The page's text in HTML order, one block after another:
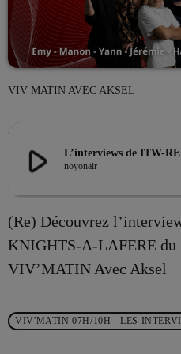
EMISSION EN COURS
L’Aprèm avec Alex
13:00 - 16:00
Les Aprèms en Direct avec
PROCHAINES
VIV MATIN AVEC AKSEL
play_arrow noyonair
(Re) Découvrez
KNIGHTS-A-LAFERE du
VIV’MATIN Avec Aksel
VIV'MATIN 07H/10H - LES